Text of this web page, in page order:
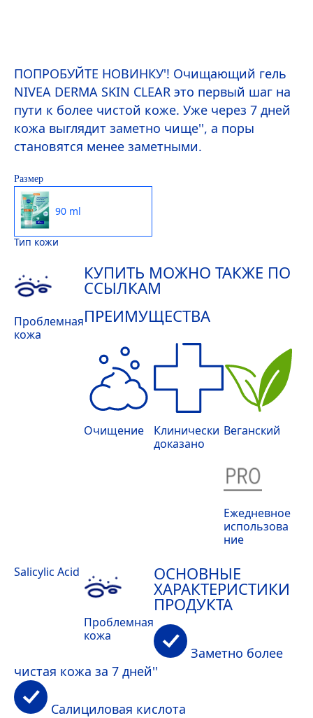
ПОПРОБУЙТЕ НОВИНКУ'! Очищающий гель
NIVEA DERMA SKIN CLEAR это первый шаг на
пути к более чистой коже. Уже через 7 дней
кожа выглядит заметно чище'', а поры
становятся менее заметными.
Размер
90 ml
Тип кожи
Проблемная
кожа
КУПИТЬ МОЖНО ТАКЖЕ ПО
ССЫЛКАМ
ПРЕИМУЩЕСТВА
Очищение
Клинически
доказано
Веганский
Ежедневное
использова
ние
Salicylic Acid
Проблемная
кожа
ОСНОВНЫЕ
ХАРАКТЕРИСТИКИ
ПРОДУКТА
Заметно более
чистая кожа за 7 дней''
Салициловая кислота